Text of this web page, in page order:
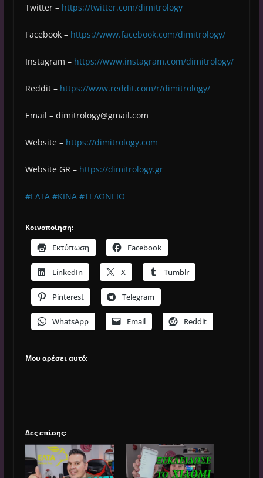
Twitter – https://twitter.com/dimitrology
Facebook – https://www.facebook.com/dimitrology/
Instagram – https://www.instagram.com/dimitrology/
Reddit – https://www.reddit.com/r/dimitrology/
Email – dimitrology@gmail.com
Website – https://dimitrology.com
Website GR – https://dimitrology.gr
#ΕΛΤΑ #ΚΙΝΑ #ΤΕΛΩΝΕΙΟ
Κοινοποίηση:
Εκτύπωση Facebook
LinkedIn X Tumblr
Pinterest Telegram
WhatsApp Email Reddit
Μου αρέσει αυτό:
Δες επίσης: